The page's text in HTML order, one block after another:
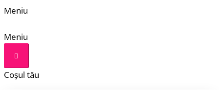
Meniu
Meniu
Coșul tău